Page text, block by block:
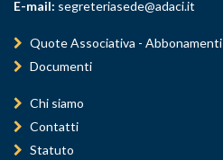
E-mail: segreteriasede@adaci.it
Quote Associativa - Abbonamenti
Documenti
Chi siamo
Contatti
Statuto